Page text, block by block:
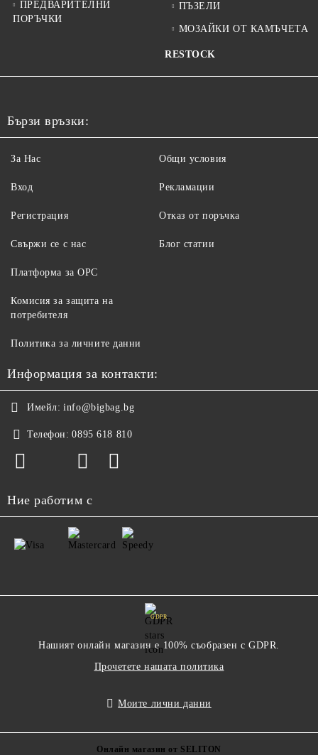
ПРЕДВАРИТЕЛНИ
ПОРЪЧКИ
ПЪЗЕЛИ
МОЗАЙКИ ОТ КАМЪЧЕТА
RESTOCK
Бързи връзки:
За Нас
Вход
Регистрация
Свържи се с нас
Общи условия
Рекламации
Отказ от поръчка
Блог статии
Платформа за ОРС
Комисия за защита на
потребителя
Политика за личните данни
Информация за контакти:
Имейл: info@bigbag.bg
Телефон: 0895 618 810
Ние работим с
GDPR
Нашият онлайн магазин е 100% съобразен с GDPR.
Прочетете нашата политика
Моите лични данни
Онлайн магазин от SELITON